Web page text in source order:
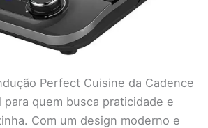
Perfect Cuisine da Cadence
para quem busca praticidade e
Com um design moderno e